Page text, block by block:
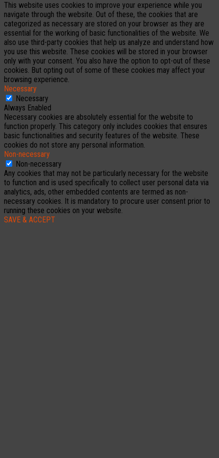
This website uses cookies to improve your experience while you
navigate through the website. Out of these, the cookies that are
categorized as necessary are stored on your browser as they are
essential for the working of basic functionalities of the website. We
also use third-party cookies that help us analyze and understand how
you use this website. These cookies will be stored in your browser
only with your consent. You also have the option to opt-out of these
cookies. But opting out of some of these cookies may affect your
browsing experience.
Necessary
Necessary
Always Enabled
Necessary cookies are absolutely essential for the website to
function properly. This category only includes cookies that ensures
basic functionalities and security features of the website. These
cookies do not store any personal information.
Non-necessary
Non-necessary
Any cookies that may not be particularly necessary for the website
to function and is used specifically to collect user personal data via
analytics, ads, other embedded contents are termed as non-
necessary cookies. It is mandatory to procure user consent prior to
running these cookies on your website.
SAVE & ACCEPT